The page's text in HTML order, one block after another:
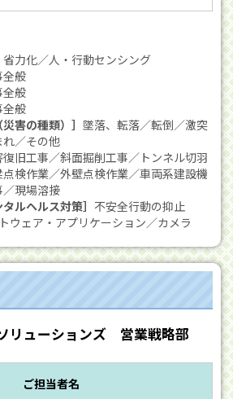
省力化／人・行動センシング
全般
全般
全般
害の種類）］ 墜落、転落／転倒／激突
／その他
復旧工事／斜面掘削工事／トンネル切羽
検作業／外壁点検作業／車両系建設機
現場溶接
ルヘルス対策］ 不安全行動の抑止
ウェア・アプリケーション／カメラ
リューションズ 営業戦略部
ご担当者名